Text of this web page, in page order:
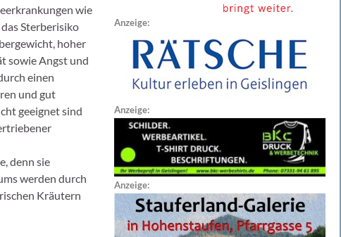
wie
Sterberisiko
hoher
sowie Angst und
einen
und gut
geeignet sind
denn sie
werden durch
Kräutern
Anzeige:
Anzeige:
Anzeige: